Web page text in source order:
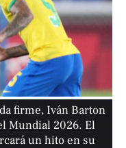
firme, Iván Barton
Mundial 2026. El
un hito en su